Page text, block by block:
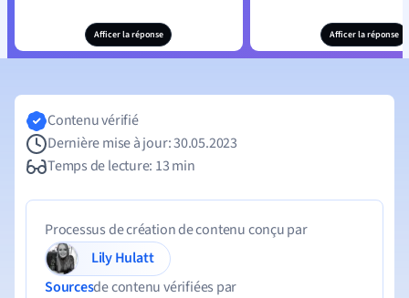
Afficer la réponse Afficer la réponse
Contenu vérifié
Dernière mise à jour: 30.05.2023
Temps de lecture: 13 min
Processus de création de contenu conçu par
Lily Hulatt
Sourcesde contenu vérifiées par